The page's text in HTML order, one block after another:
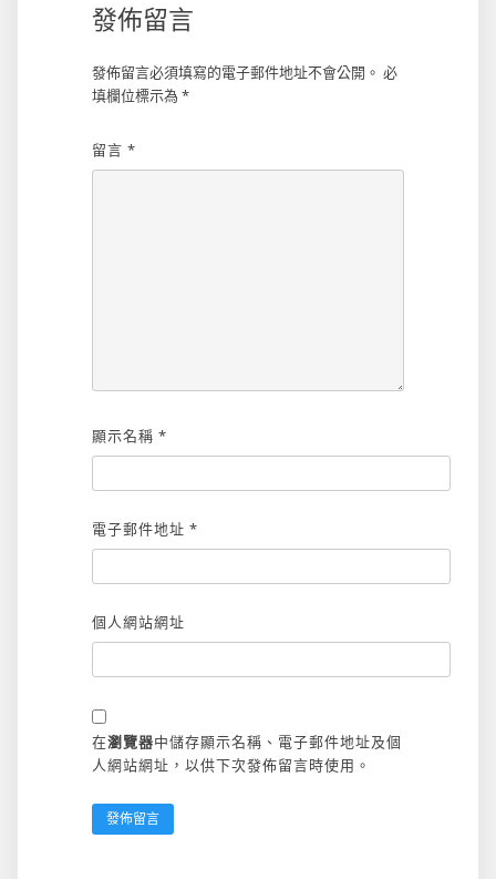
發佈留言
發佈留言必須填寫的電子郵件地址不會公開。 必
填欄位標示為 *
留言 *
顯示名稱 *
電子郵件地址 *
個人網站網址
在瀏覽器中儲存顯示名稱、電子郵件地址及個
人網站網址，以供下次發佈留言時使用。